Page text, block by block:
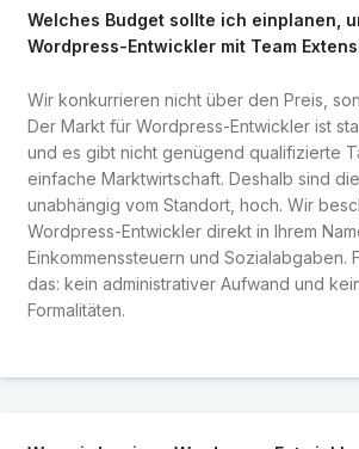
Welches Budget sollte ich einplanen,
Wordpress-Entwickler mit Team
Wir konkurrieren nicht über den Preis,
Der Markt für Wordpress-Entwickler ist
und es gibt nicht genügend qualifizierte
einfache Marktwirtschaft. Deshalb sind
unabhängig vom Standort, hoch. Wir
Wordpress-Entwickler direkt in Ihrem
Einkommenssteuern und Sozialabgaben.
das: kein administrativer Aufwand und
Formalitäten.